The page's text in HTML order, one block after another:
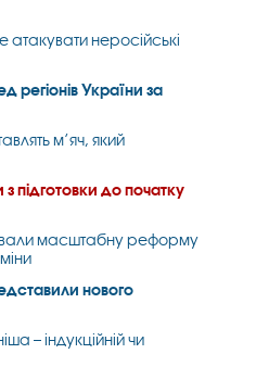
неросійські
регіонів України за
м’яч, який
підготовки до початку
масштабну реформу
нового
– індукційній чи